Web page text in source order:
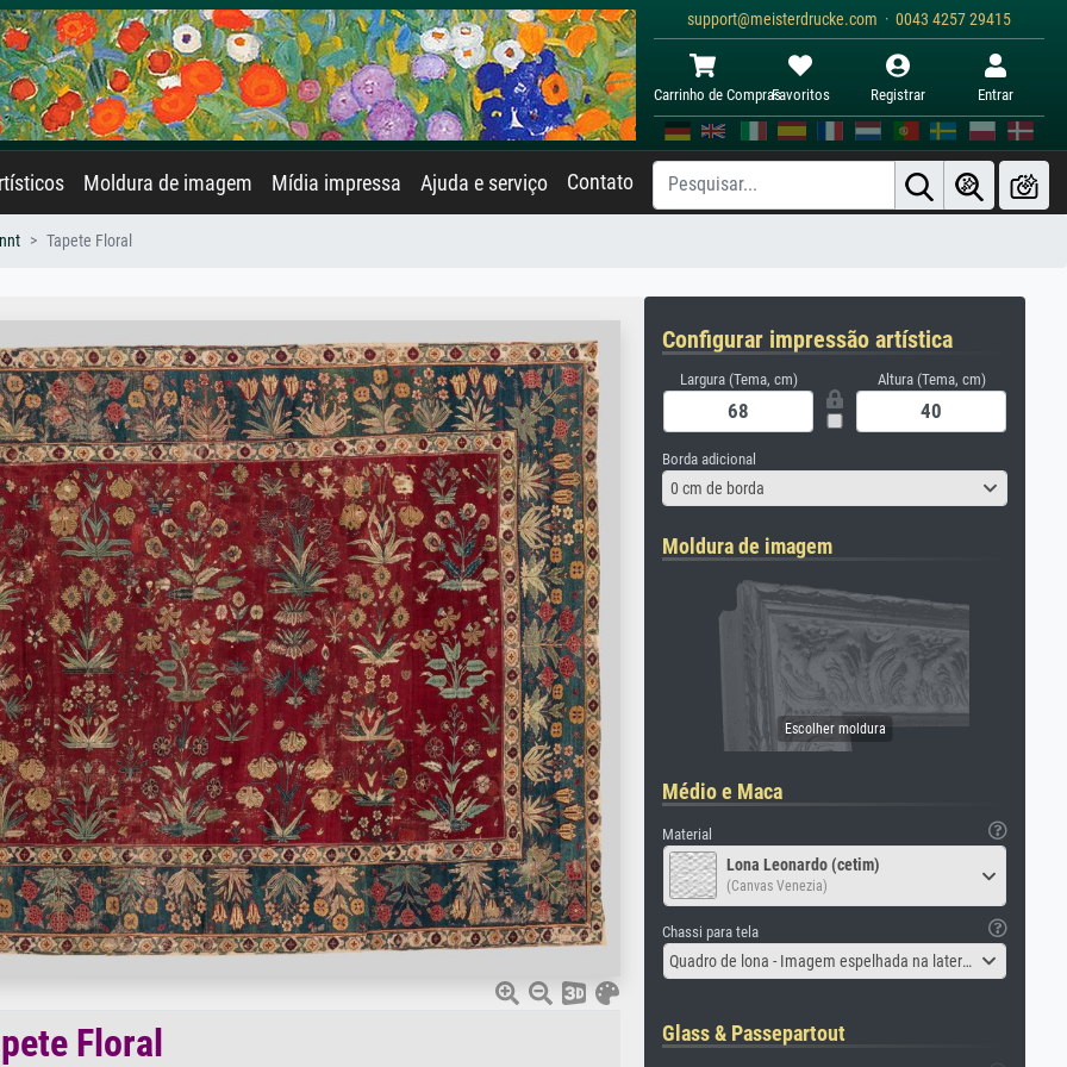
support@meisterdrucke.com · 0043 4257 29415
Carrinho de ComprasFavoritos Registrar Entrar
Moldura de imagem Mídia impressa Ajuda e serviço Contato
Tapete Floral
Floral
Configurar impressão artística
Largura (Tema, cm) Altura (Tema, cm)
Borda adicional
0 cm de borda
Moldura de imagem
Médio e Maca
Material
Lona Leonardo (cetim)
(Canvas Venezia)
Chassi para tela
Quadro de lona - Imagem espelhada na lateral
Glass & Passepartout